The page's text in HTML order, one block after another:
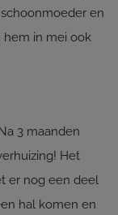
en
hem in mei ook
3 maanden
Het
er nog een deel
hal komen en